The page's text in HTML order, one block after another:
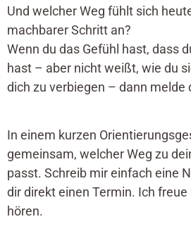
Und welcher Weg fühlt sich
machbarer Schritt an?
Wenn du das Gefühl hast, dass
hast – aber nicht weißt, wie du
dich zu verbiegen – dann melde
In einem kurzen
gemeinsam, welcher Weg zu
passt. Schreib mir einfach eine
dir direkt einen Termin. Ich freue
hören.